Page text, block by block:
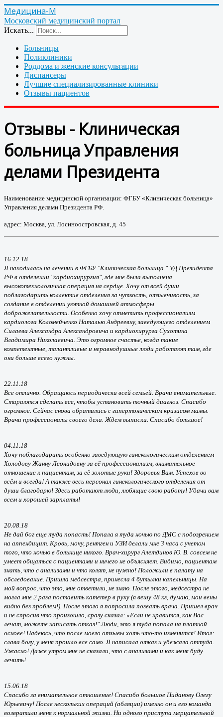
Медицина-М
Московский медицинский портал
Искать...
Больницы
Поликлиники
Роддома и женские консультации
Диспансеры
Лучшие специализированные клиники
Отзывы пациентов
Отзывы - Клиническая
больница Управления
делами Президента
Наименование медицинской организации: ФГБУ «Клиническая больница»
Управления делами Президента РФ.
адрес: Москва, ул. Лосиноостровская, д. 45
16.12.18
Я находилась на лечении в ФГБУ "Клиническая больница " УД Президента
РФ в отделении "кардиохирургия", где мне была выполнена
высокотехнологичная операция на сердце. Хочу от всей души
поблагодарить коллектив отделения за чуткость, отзывчивость, за
создание в отделении уютной домашней атмосферы
доброжелательности. Особенно хочу отметить профессионализм
кардиолога Коломейченко Наталью Андреевну, заведующего отделением
Силаева Александра Александровича и кардиохирурга Сухотина
Владимира Николаевича. Это огромное счастье, когда такие
компетентные, талантливые и неравнодушные люди работают там, где
они больше всего нужны.
22.11.18
Все отлично. Обращаюсь периодически всей семьей. Врачи внимательные.
Стараются сделать все, чтобы установить точный диагноз. Спасибо
огромное. Сейчас снова обратились с гипертоническим кризисом мамы.
Врачи профессионалы своего дела. Ждем выписки. Спасибо большое!
04.11.18
Хочу поблагодарить особенно заведующую гинекологическим отделением
Холодову Жанну Леонидовну за её профессионализм, внимательное
отношение к пациентам, за её золотые руки! Здоровья Вам. Успехов во
всём и всегда! А также весь персонал гинекологического отделения от
души благодарю! Здесь работают люди, любящие свою работу! Удачи вам
всем и хорошей зарплаты!
20.08.18
Не дай бог еще туда попасть! Попала я туда ночью по ДМС с подозрением
на аппендицит. Кровь, мочу, рентген и УЗИ делали мне 3 часа с учетом
того, что ночью в больнице никого. Врач-хирург Алетдинов Ю. В. совсем не
умеет общаться с пациентами и ничего не объясняет. Видимо, пациентам
знать, что с анализами и что колят, не нужно! Положили в палату на
обследование. Пришла медсестра, принесла 4 бутылки капельницы. На
мой вопрос, что это, мне ответили, не знаю. После этого, медсестра не
могла мне 2 раза поставить катетер в руку (я вешу 48 кг, думаю, мои вены
видно без проблем!). После этого я попросила позвать врача. Пришел врач
и не спросив что произошло, сразу сказал: «Если не нравится, как Вас
лечат, можете написать отказ!" Люди, это я туда попала на платной
основе! Надеюсь, что после моего отзывы хоть что-то изменится! Итог:
слава богу, у меня прошло все само. Я написала отказ и убежала оттуда.
Ужасно! Даже утром мне не сказали, что с анализами и как меня буду
лечить!
15.06.18
Спасибо за внимательное отношение! Спасибо большое Пиданову Олегу
Юрьевичу! После нескольких операций (абляции) именно он и его команда
возвратили меня к нормальной жизни. Ни одного приступа мерцательной